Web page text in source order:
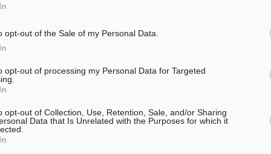
opt-out of the Sale of my Personal Data.
opt-out of processing my Personal Data for Targeted
opt-out of Collection, Use, Retention, Sale, and/or Sharing
Data that Is Unrelated with the Purposes for which it
υπηρεσίες
προσωπικού, σε
άδειες και τα ρεπό,
τους υγεία όλη αυτή
τραγικής υποστελέχωσης.